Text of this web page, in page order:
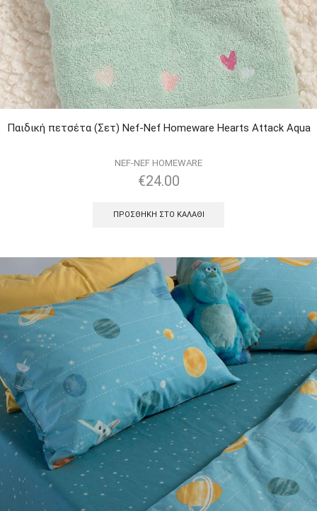
Παιδική πετσέτα (Σετ) Nef-Nef Homeware Hearts Attack Aqua
NEF-NEF HOMEWARE
€24.00
ΠΡΟΣΘΉΚΗ ΣΤΟ ΚΑΛΆΘΙ